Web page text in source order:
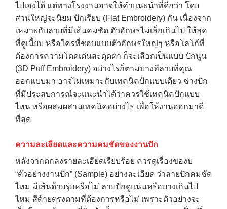
ไปเองได้ แต่ทางโรงงานอาจให้คำแนะนำที่ดีกว่า โดย
ส่วนใหญ่จะนิยม ปักเรียบ (Flat Embroidery) กัน เนื่องจาก
เหมาะกับลายที่มีเส้นคมชัด ตัวอักษรไม่เล็กเกินไป ให้ลุค
ที่ดูเนี้ยบ หรือใครที่ชอบแบบตัวอักษรใหญ่ๆ หรือโลโก้ที่
ต้องการความโดดเด่นสะดุดตา ก็จะเลือกเป็นแบบ ปักนูน
(3D Puff Embroidery) อย่างไรก็ตามบางทีลายที่คุณ
ออกแบบมา อาจไม่เหมาะกับเทคนิคปักแบบเดียว ช่างปัก
ที่มีประสบการณ์จะแนะนำได้ว่าควรใช้เทคนิคปักแบบ
ไหน หรือผสมผสานเทคนิคอย่างไร เพื่อให้งานออกมาดี
ที่สุด
ความละเอียดและความคมชัดของงานปัก
หลังจากตกลงรายละเอียดเรียบร้อย ควรดูเรื่องของบ
“ตัวอย่างงานปัก” (Sample) อย่างละเอียด ว่าลายปักคมชัด
ไหม มีเส้นด้ายรุ่ยหรือไม่ ลายปักดูแน่นหรือบางเกินไป
ไหม สีด้ายตรงตามที่ต้องการหรือไม่ เพราะตัวอย่างจะ